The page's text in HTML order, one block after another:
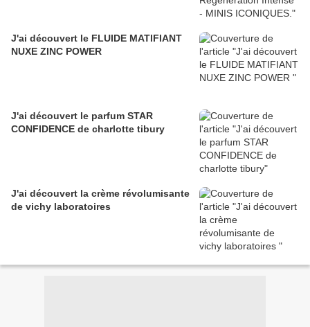
J'ai découvert le FLUIDE MATIFIANT
NUXE ZINC POWER
J'ai découvert le parfum STAR
CONFIDENCE de charlotte tibury
J'ai découvert la crème révolumisante
de vichy laboratoires